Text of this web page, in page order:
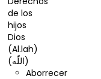
de los
hijos
Dios
(Al.lah)
(اللّه)
Aborrecer